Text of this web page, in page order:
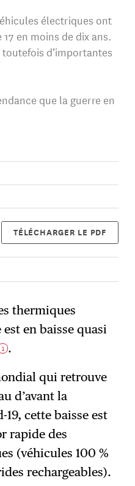
électriques ont
en moins de dix ans.
d’importantes
que la guerre en
TÉLÉCHARGER LE PDF
thermiques
en baisse quasi
1 .
qui retrouve
d’avant la
cette baisse est
rapide des
(véhicules 100 %
rechargeables).